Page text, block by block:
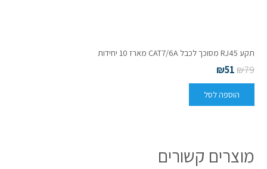
תקע RJ45 מסוכך לכבל CAT7/6A מארז 10 יחידות
₪79
₪51
הוספה לסל
מוצרים קשורים